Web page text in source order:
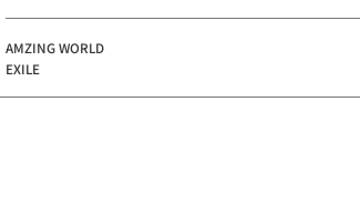
AMZING WORLD
EXILE